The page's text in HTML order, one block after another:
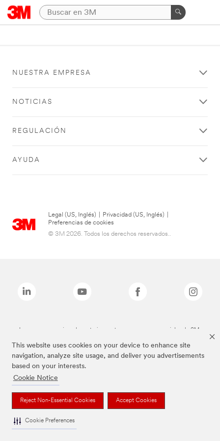
This website uses cookies on your device to enhance site
navigation, analyze site usage, and deliver you advertisements
based on your interests.
Cookie Notice
Reject Non-Essential Cookies Accept Cookies
Cookie Preferences
NUESTRA EMPRESA
NOTICIAS
REGULACIÓN
AYUDA
Legal (US, Inglés) Privacidad (US, Inglés)
Preferencias de cookies
© 3M 2026. Todos los derechos reservados..
Las marcas mencionadas anteriormente son marcas comerciales de 3M.